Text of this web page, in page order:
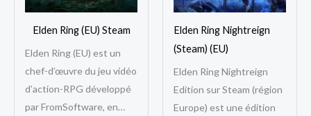
Elden Ring (EU) Steam
Elden Ring (EU) est un
chef-d’œuvre du jeu vidéo
d’action-RPG développé
par FromSoftware, en
Elden Ring Nightreign
(Steam) (EU)
Elden Ring Nightreign
Edition sur Steam (région
Europe) est une édition